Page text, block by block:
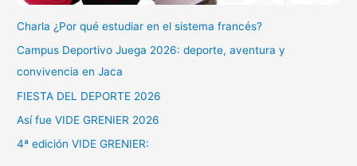
Charla ¿Por qué estudiar en el sistema francés?
Campus Deportivo Juega 2026: deporte, aventura y
convivencia en Jaca
FIESTA DEL DEPORTE 2026
Así fue VIDE GRENIER 2026
4ª edición VIDE GRENIER: